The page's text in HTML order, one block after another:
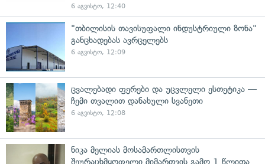
6 აგვისტო, 12:40
"თბილისის თავისუფალი ინდუსტრიული ზონა"
განცხადებას ავრცელებს
6 აგვისტო, 12:09
ცვალებადი ფერები და უცვლელი ესთეტიკა —
ჩემი თვალით დანახული სვანეთი
6 აგვისტო, 12:08
ნიკა მელიას მოსამართლისთვის
შეურაცხმყოფელი მიმართვის გამო 1 წლითა